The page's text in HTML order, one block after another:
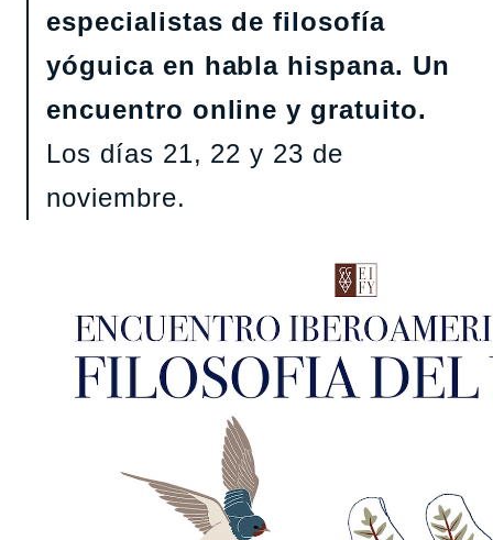
especialistas de filosofía
yóguica en habla hispana. Un
encuentro online y gratuito.
Los días 21, 22 y 23 de
noviembre.